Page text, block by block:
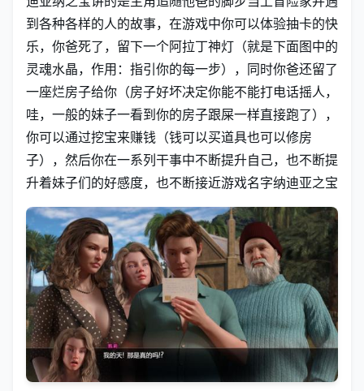
到各种各样的人的故事，在游戏中你可以体验抽卡的快
乐，你爸死了，留下一个阿拉丁神灯（就是下面图中的
灵魂水晶，作用：指引你的每一步），同时你爸还留了
一座烂房子给你（房子好坏决定你能不能打电话摇人，
哇，一般的妹子一看到你的房子跟屎一样直接跑了），
你可以通过挖宝来赚钱（钱可以买道具也可以修房
子），然后你在一系列干事中不断提升自己，也不断提
升着妹子们的好感度，也不断接近游戏名字纳迪亚之宝